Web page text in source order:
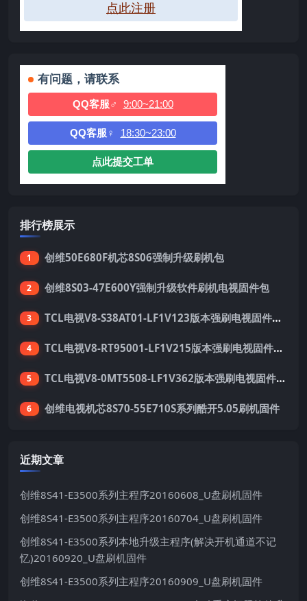
点此注册
有问题，请联系
QQ客服♂ 9:00~21:00
QQ客服♀ 18:30~23:00
点此提交工单
排行榜展示
1 创维50E680F机芯8S06强制升级刷机包
2 创维8S03-47E600Y强制升级软件刷机电视固件包
3 TCL电视V8-S38AT01-LF1V123版本强刷电视固件包下载
4 TCL电视V8-RT95001-LF1V215版本强刷电视固件包下载
5 TCL电视V8-0MT5508-LF1V362版本强刷电视固件包下载
6 创维电视机芯8S70-55E710S系列酷开5.05刷机固件
近期文章
创维8S41-E3500系列主程序20160608_U盘刷机固件
创维8S41-E3500系列主程序20160704_U盘刷机固件
创维8S41-E3500系列本地升级主程序(解决开机通道不记
忆)20160920_U盘刷机固件
创维8S41-E3500系列主程序20160909_U盘刷机固件